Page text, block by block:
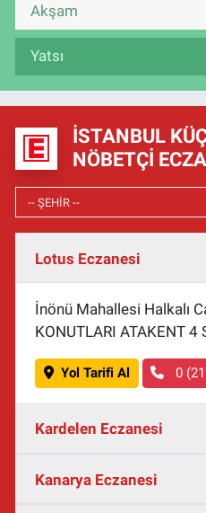
Akşam
Yatsı
İSTANBUL
NÖBETÇI
Lotus Eczanesi
İnönü Mahallesi Halkalı
KONUTLARI ATAKENT 4
Yol Tarifi Al 0
Kardelen Eczanesi
Kanarya Eczanesi